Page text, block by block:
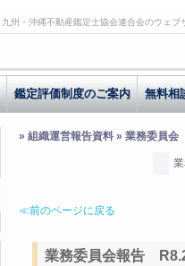
九州・沖縄不動産鑑定士協会連合会のウェ
鑑定評価制度のご案内 無料相
» 組織運営報告資料 » 業務委員会
≪前のページに戻る
業務委員会報告